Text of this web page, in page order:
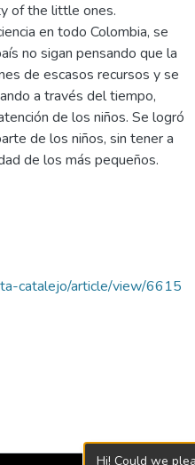
of the little ones.
en todo Colombia, se
no sigan pensando que la
de escasos recursos y se
a través del tiempo,
de los niños. Se logró
de los niños, sin tener a
de los más pequeños.
catalejo/article/view/6615
Hi! Could we